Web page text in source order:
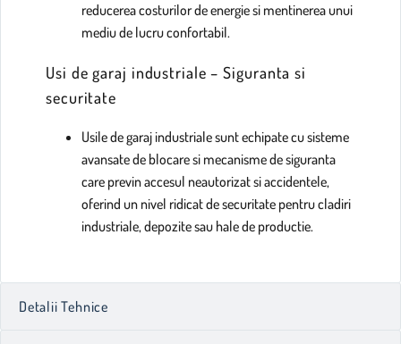
reducerea costurilor de energie si mentinerea unui
mediu de lucru confortabil.
Usi de garaj industriale – Siguranta si
securitate
Usile de garaj industriale sunt echipate cu sisteme
avansate de blocare si mecanisme de siguranta
care previn accesul neautorizat si accidentele,
oferind un nivel ridicat de securitate pentru cladiri
industriale, depozite sau hale de productie.
Detalii Tehnice